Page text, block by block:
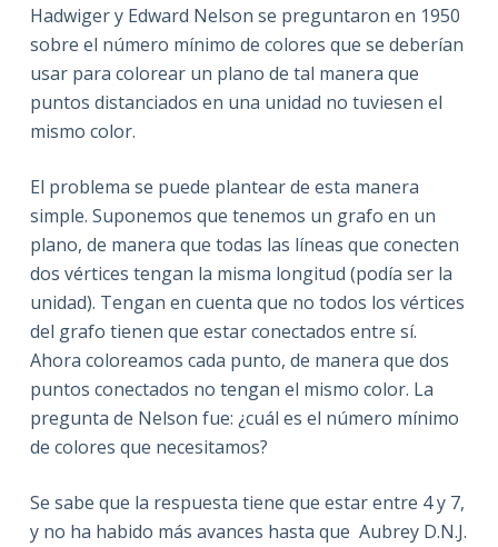
Hadwiger y Edward Nelson se preguntaron en 1950
sobre el número mínimo de colores que se deberían
usar para colorear un plano de tal manera que
puntos distanciados en una unidad no tuviesen el
mismo color.
El problema se puede plantear de esta manera
simple. Suponemos que tenemos un grafo en un
plano, de manera que todas las líneas que conecten
dos vértices tengan la misma longitud (podía ser la
unidad). Tengan en cuenta que no todos los vértices
del grafo tienen que estar conectados entre sí.
Ahora coloreamos cada punto, de manera que dos
puntos conectados no tengan el mismo color. La
pregunta de Nelson fue: ¿cuál es el número mínimo
de colores que necesitamos?
Se sabe que la respuesta tiene que estar entre 4 y 7,
y no ha habido más avances hasta que Aubrey D.N.J.